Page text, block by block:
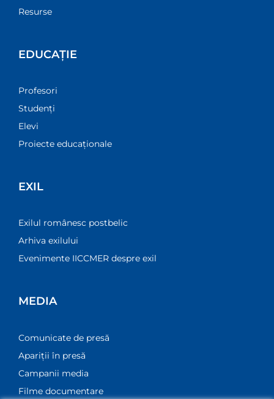
Resurse
EDUCAȚIE
Profesori
Studenți
Elevi
Proiecte educaționale
EXIL
Exilul românesc postbelic
Arhiva exilului
Evenimente IICCMER despre exil
MEDIA
Comunicate de presă
Apariții în presă
Campanii media
Filme documentare